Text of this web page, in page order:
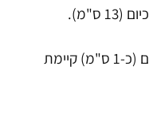
גובה סף תחתון של חלונות בפינת האוכל וחדר הורים פחות מ-105 ס"מ המינימאליים הנדרשים כיום (כ-1 ס"מ) קיימת